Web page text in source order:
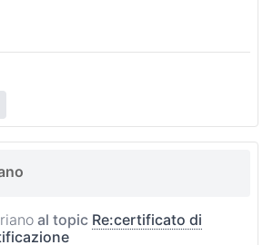
al topic Re:certificato di